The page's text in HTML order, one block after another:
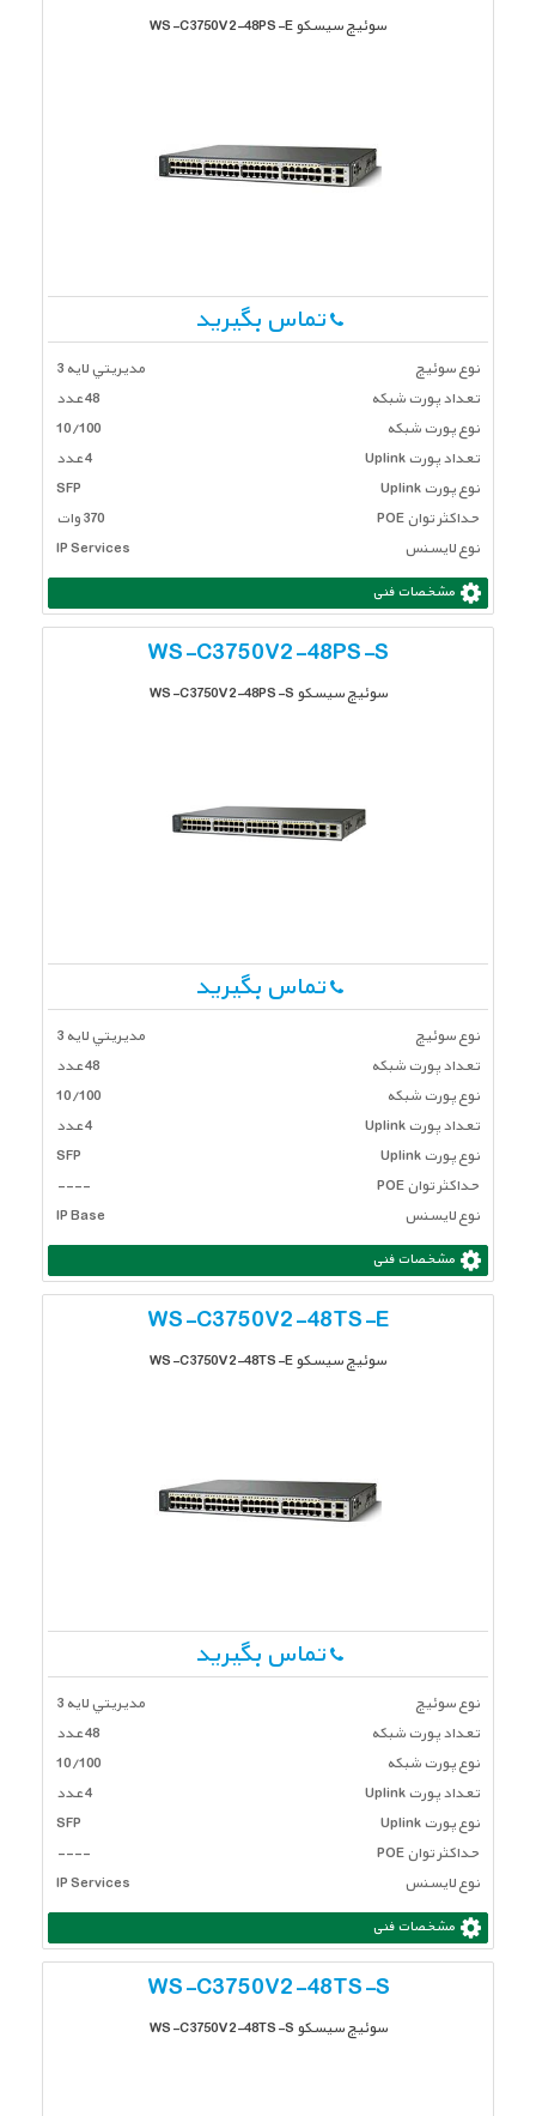
سوئیچ سیسکو WS-C3750V2-48PS-E
تماس بگیرید
نوع سوئیچ
مديريتي لايه 3
تعداد پورت شبكه
48 عدد
نوع پورت شبکه
10/100
تعداد پورت Uplink
4 عدد
نوع پورت Uplink
SFP
حداکثر توان POE
370 وات
نوع لایسنس
IP Services
مشخصات فنی
WS-C3750V2-48PS-S
سوئیچ سیسکو WS-C3750V2-48PS-S
تماس بگیرید
نوع سوئیچ
مديريتي لايه 3
تعداد پورت شبكه
48 عدد
نوع پورت شبکه
10/100
تعداد پورت Uplink
4 عدد
نوع پورت Uplink
SFP
حداکثر توان POE
----
نوع لایسنس
IP Base
مشخصات فنی
WS-C3750V2-48TS-E
سوئیچ سیسکو WS-C3750V2-48TS-E
تماس بگیرید
نوع سوئیچ
مديريتي لايه 3
تعداد پورت شبكه
48 عدد
نوع پورت شبکه
10/100
تعداد پورت Uplink
4 عدد
نوع پورت Uplink
SFP
حداکثر توان POE
----
نوع لایسنس
IP Services
مشخصات فنی
WS-C3750V2-48TS-S
سوئیچ سیسکو WS-C3750V2-48TS-S